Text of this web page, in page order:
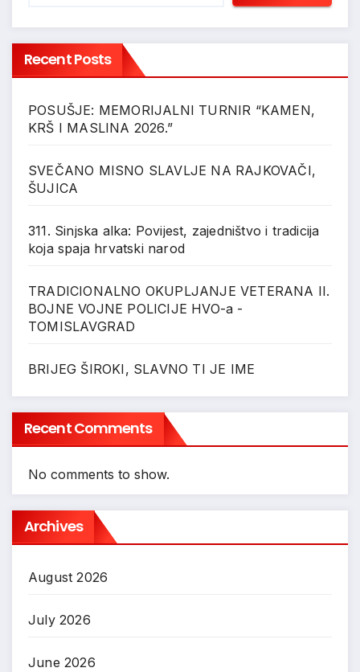
Recent Posts
POSUŠJE: MEMORIJALNI TURNIR “KAMEN,
KRŠ I MASLINA 2026.”
SVEČANO MISNO SLAVLJE NA RAJKOVAČI,
ŠUJICA
311. Sinjska alka: Povijest, zajedništvo i tradicija
koja spaja hrvatski narod
TRADICIONALNO OKUPLJANJE VETERANA II.
BOJNE VOJNE POLICIJE HVO-a -
TOMISLAVGRAD
BRIJEG ŠIROKI, SLAVNO TI JE IME
Recent Comments
No comments to show.
Archives
August 2026
July 2026
June 2026